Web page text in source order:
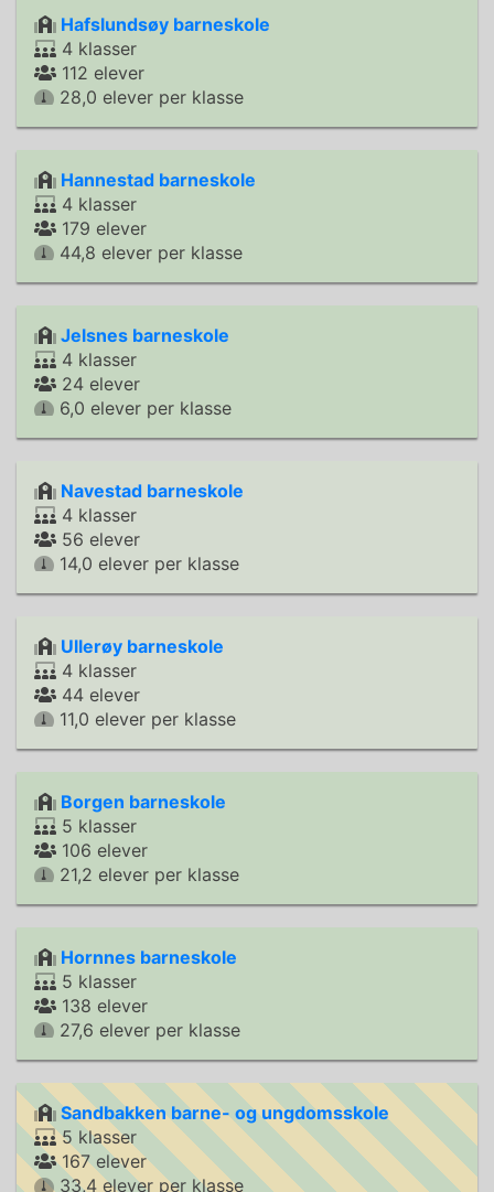
Hafslundsøy barneskole
4 klasser
112 elever
28,0 elever per klasse
Hannestad barneskole
4 klasser
179 elever
44,8 elever per klasse
Jelsnes barneskole
4 klasser
24 elever
6,0 elever per klasse
Navestad barneskole
4 klasser
56 elever
14,0 elever per klasse
Ullerøy barneskole
4 klasser
44 elever
11,0 elever per klasse
Borgen barneskole
5 klasser
106 elever
21,2 elever per klasse
Hornnes barneskole
5 klasser
138 elever
27,6 elever per klasse
Sandbakken barne- og ungdomsskole
5 klasser
167 elever
33,4 elever per klasse